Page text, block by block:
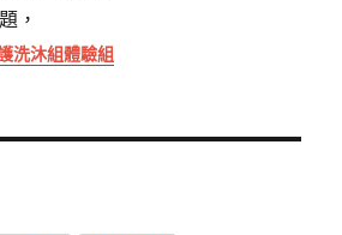
，
洗沐組體驗組